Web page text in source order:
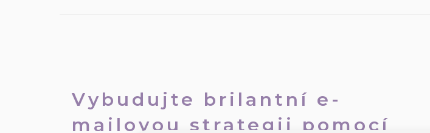
Vybudujte brilantní e-
mailovou strategii pomocí